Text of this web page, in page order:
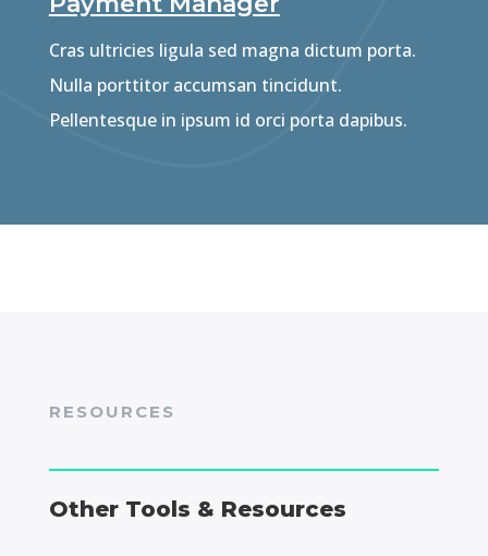
Cras ultricies ligula sed magna dictum porta.
Nulla porttitor accumsan tincidunt.
Pellentesque in ipsum id orci porta dapibus.
RESOURCES
Other Tools & Resources